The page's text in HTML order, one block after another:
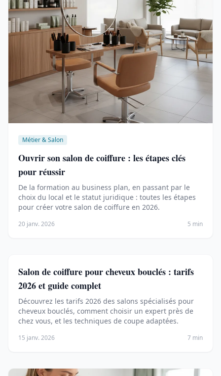
Métier & Salon
Ouvrir son salon de coiffure : les étapes clés
pour réussir
De la formation au business plan, en passant par le
choix du local et le statut juridique : toutes les étapes
pour créer votre salon de coiffure en 2026.
20 janv. 2026 5 min
Salon de coiffure pour cheveux bouclés : tarifs
2026 et guide complet
Découvrez les tarifs 2026 des salons spécialisés pour
cheveux bouclés, comment choisir un expert près de
chez vous, et les techniques de coupe adaptées.
15 janv. 2026 7 min